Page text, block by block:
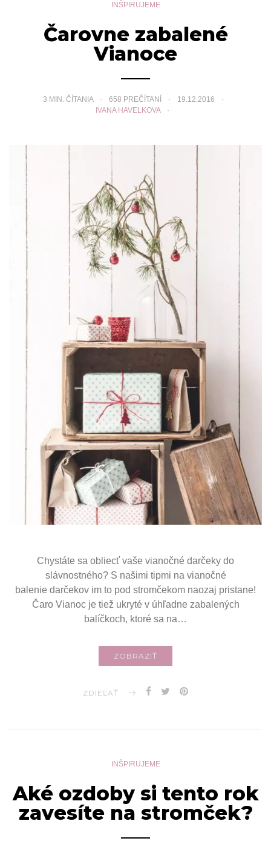
INŠPIRUJEME
Čarovne zabalené
Vianoce
3 MIN. ČÍTANIA 658 PREČÍTANÍ
19.12.2016
IVANA HAVELKOVA
Chystáte sa obliecť vaše vianočné darčeky do
slávnostného? S našimi tipmi na vianočné
balenie darčekov im to pod stromčekom naozaj pristane!
Čaro Vianoc je tiež ukryté v úhľadne zabalených
balíčkoch, ktoré sa na…
ZOBRAZIŤ
ZDIEĽAŤ
INŠPIRUJEME
Aké ozdoby si tento rok
zavesíte na stromček?